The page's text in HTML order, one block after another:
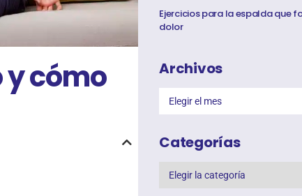
y cómo
Ejercicios para la espalda que
dolor
Archivos
Categorías